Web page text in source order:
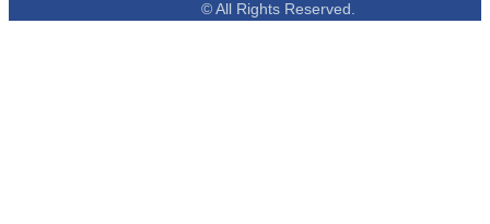
© All Rights Reserved.